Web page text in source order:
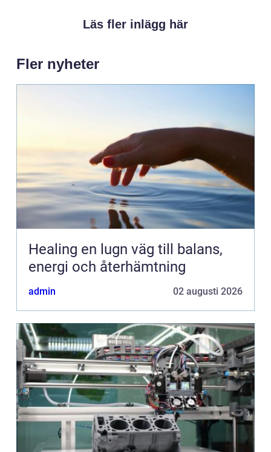
Läs fler inlägg här
Fler nyheter
Healing en lugn väg till balans,
energi och återhämtning
admin 02 augusti 2026